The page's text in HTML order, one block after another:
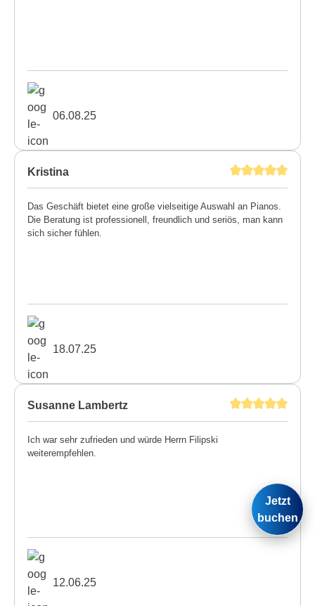
06.08.25
Kristina
Das Geschäft bietet eine große vielseitige Auswahl an Pianos.
Die Beratung ist professionell, freundlich und seriös, man kann
sich sicher fühlen.
18.07.25
Susanne Lambertz
Ich war sehr zufrieden und würde Herrn Filipski
weiterempfehlen.
12.06.25
Jetzt
buchen